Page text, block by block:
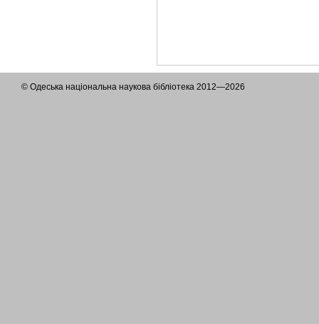
© Одеська національна наукова бібліотека 2012—2026